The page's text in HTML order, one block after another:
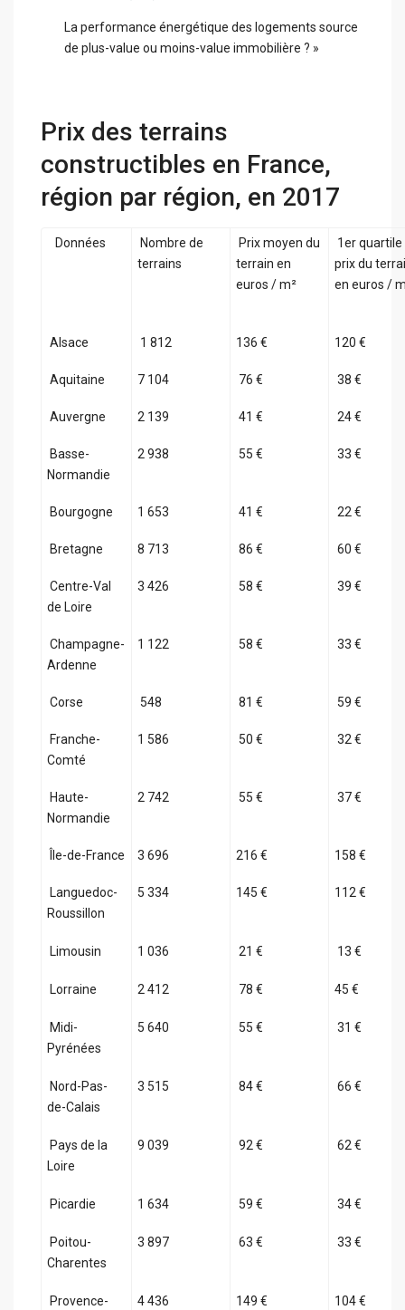
La performance énergétique des logements source
de plus-value ou moins-value immobilière ? »
Prix des terrains
constructibles en France,
région par région, en 2017
Données
Nombre de
terrains
Prix moyen du
terrain en
euros / m²
1er quartile
prix du
en euros /
Alsace 1 812 136 € 120 €
Aquitaine 7 104 76 € 38 €
Auvergne 2 139 41 € 24 €
Basse-
Normandie
2 938 55 € 33 €
Bourgogne 1 653 41 € 22 €
Bretagne 8 713 86 € 60 €
Centre-Val
de Loire
3 426 58 € 39 €
Champagne-
Ardenne
1 122 58 € 33 €
Corse 548 81 € 59 €
Franche-
Comté
1 586 50 € 32 €
Haute-
Normandie
2 742 55 € 37 €
Île-de-France 3 696 216 € 158 €
Languedoc-
Roussillon
5 334 145 € 112 €
Limousin 1 036 21 € 13 €
Lorraine 2 412 78 € 45 €
Midi-
Pyrénées
5 640 55 € 31 €
Nord-Pas-
de-Calais
3 515 84 € 66 €
Pays de la
Loire
9 039 92 € 62 €
Picardie 1 634 59 € 34 €
Poitou-
Charentes
3 897 63 € 33 €
Provence-
4 436 149 € 104 €